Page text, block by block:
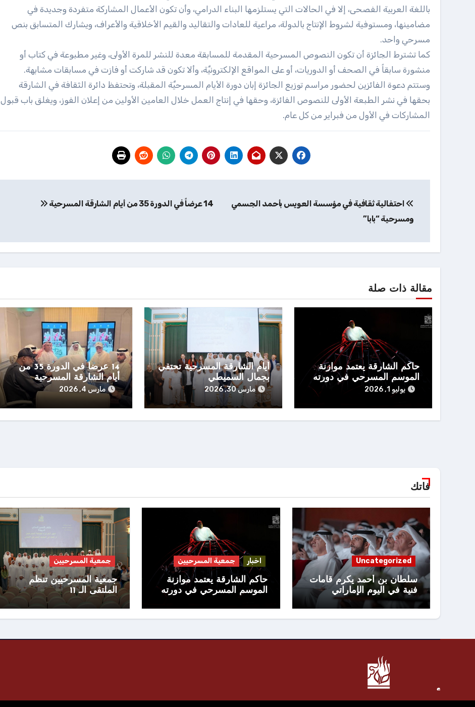
باللغة العربية الفصحى، إلا في الحالات التي يستلزمها البناء الدرامي، وأن تكون الأعمال المشاركة متفردة وجديدة في
مضامينها، ومستوفية لشروط الإنتاج بالدولة، مراعية للعادات والتقاليد والقيم الأخلاقية والأعراف، ويشارك المتسابق بنص
مسرحي واحد.
كما تشترط الجائزة أن تكون النصوص المسرحية المقدمة للمسابقة معدة للنشر للمرة الأولى، وغير مطبوعة في كتاب أو
منشورة سابقاً في الصحف أو الدوريات، أو على المواقع الإلكترونيَّة، وألا تكون قد شاركت أو فازت في مسابقات مشابهة.
وستتم دعوة الفائزين لحضور مراسم توزيع الجائزة إبان دورة الأيام المسرحيَّة المقبلة، وتحتفظ دائرة الثقافة في الشارقة
بحقها في نشر الطبعة الأولى للنصوص الفائزة، وحقها في إنتاج العمل خلال العامين الأولين من إعلان الفوز، ويغلق باب قبول
المشاركات في الأول من فبراير من كل عام.
المقالات
احتفالية ثقافية في مؤسسة العويس بأحمد الجسمي
ومسرحية “بابا”
14 عرضاً في الدورة 35 من أيام الشارقة المسرحية
مقالة ذات صلة
حاكم الشارقة يعتمد موازنة
الموسم المسرحي في دورته
الـ 19 يوليو 1, 2026
أيام الشارقة المسرحية تحتفي
بجمال السميطي
مارس 30, 2026
14 عرضاً في الدورة 35 من
أيام الشارقة المسرحية
مارس 4, 2026
فاتك
Uncategorized
سلطان بن أحمد يكرم قامات
فنية في اليوم الإماراتي
للمسرح
اخبار جمعية المسرحيين
حاكم الشارقة يعتمد موازنة
الموسم المسرحي في دورته
جمعية المسرحيين
جمعية المسرحيين تنظم
الملتقى الـ 11
أخبار